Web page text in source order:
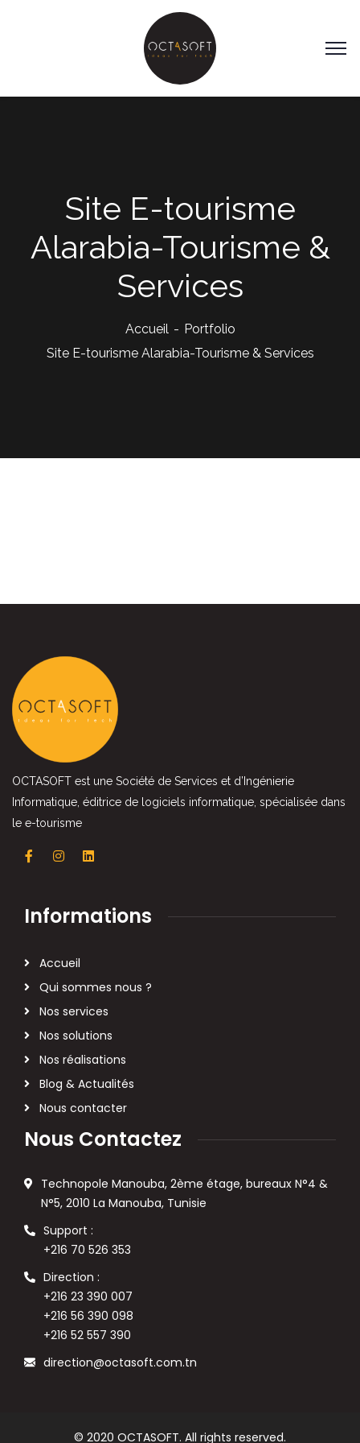
Site E-tourisme
Alarabia-Tourisme &
Services
Accueil
Portfolio
Site E-tourisme Alarabia-Tourisme & Services
OCTASOFT est une Société de Services et d’Ingénierie
Informatique, éditrice de logiciels informatique, spécialisée dans
le e-tourisme
Informations
Accueil
Qui sommes nous ?
Nos services
Nos solutions
Nos réalisations
Blog & Actualités
Nous contacter
Nous Contactez
Technopole Manouba, 2ème étage, bureaux N°4 &
N°5, 2010 La Manouba, Tunisie
Support :
+216 70 526 353
Direction :
+216 23 390 007
+216 56 390 098
+216 52 557 390
direction@octasoft.com.tn
© 2020 OCTASOFT. All rights reserved.